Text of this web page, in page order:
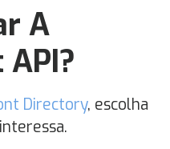
A
Directory, escolha